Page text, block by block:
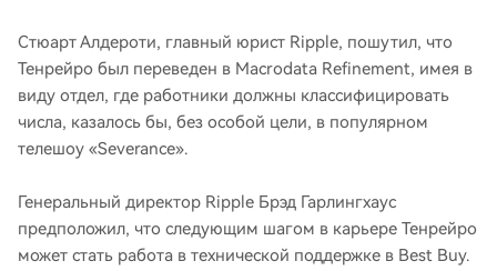
Стюарт Алдероти, главный юрист Ripple, пошутил, что
Тенрейро был переведен в Macrodata Refinement, имея в
виду отдел, где работники должны классифицировать
числа, казалось бы, без особой цели, в популярном
телешоу «Severance».
Генеральный директор Ripple Брэд Гарлингхаус
предположил, что следующим шагом в карьере Тенрейро
может стать работа в технической поддержке в Best Buy.